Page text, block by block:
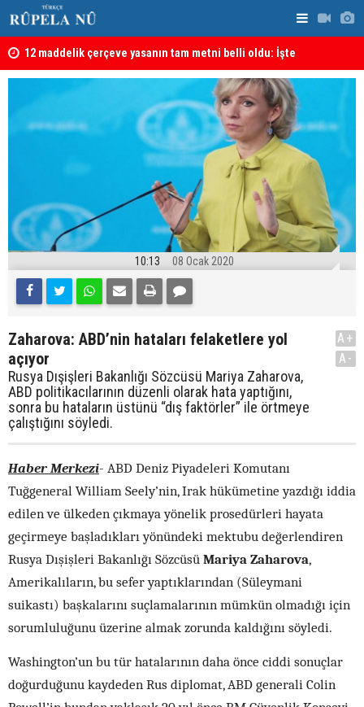
12 maddelik çerçeve yasanın tam metni belli oldu: İşte
tam metin!
10:13 08 Ocak 2020
Zaharova: ABD’nin hataları felaketlere yol
açıyor
Rusya Dışişleri Bakanlığı Sözcüsü Mariya Zaharova,
ABD politikacılarının düzenli olarak hata yaptığını,
sonra bu hataların üstünü “dış faktörler” ile örtmeye
çalıştığını söyledi.
A+
A-
Haber Merkezi- ABD Deniz Piyadeleri Komutanı
Tuğgeneral William Seely’nin, Irak hükümetine yazdığı iddia
edilen ve ülkeden çıkmaya yönelik prosedürleri hayata
geçirmeye başladıkları yönündeki mektubu değerlendiren
Rusya Dışişleri Bakanlığı Sözcüsü Mariya Zaharova,
Amerikalıların, bu sefer yaptıklarından (Süleymani
suikastı) başkalarını suçlamalarının mümkün olmadığı için
sorumluluğunu üzerine almak zorunda kaldığını söyledi.
Washington’un bu tür hatalarının daha önce ciddi sonuçlar
doğurduğunu kaydeden Rus diplomat, ABD generali Colin